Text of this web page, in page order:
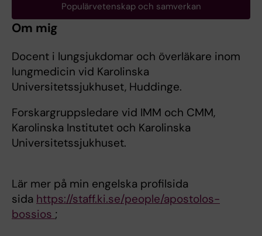
Populärvetenskap och samverkan
Om mig
Docent i lungsjukdomar och överläkare inom
lungmedicin vid Karolinska
Universitetssjukhuset, Huddinge.
Forskargruppsledare vid IMM och CMM,
Karolinska Institutet och Karolinska
Universitetssjukhuset.
Lär mer på min engelska profilsida
sida https://staff.ki.se/people/apostolos-
bossios ;